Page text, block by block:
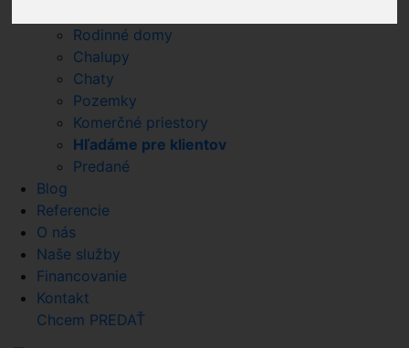
Rodinné domy
Chalupy
Chaty
Pozemky
Komerčné priestory
Hľadáme pre klientov
Predané
Blog
Referencie
O nás
Naše služby
Financovanie
Kontakt
Chcem PREDAŤ